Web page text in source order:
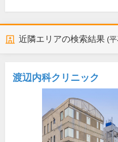
近隣エリアの検索結果 (
渡辺内科クリニック